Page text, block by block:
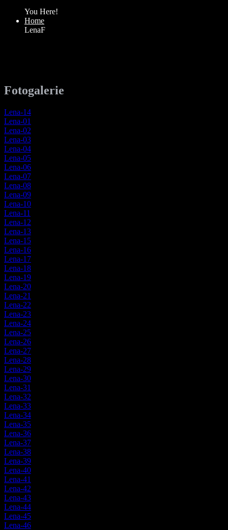
You Here!
Home
LenaF
Fotogalerie
Lena-14
Lena-01
Lena-02
Lena-03
Lena-04
Lena-05
Lena-06
Lena-07
Lena-08
Lena-09
Lena-10
Lena-11
Lena-12
Lena-13
Lena-15
Lena-16
Lena-17
Lena-18
Lena-19
Lena-20
Lena-21
Lena-22
Lena-23
Lena-24
Lena-25
Lena-26
Lena-27
Lena-28
Lena-29
Lena-30
Lena-31
Lena-32
Lena-33
Lena-34
Lena-35
Lena-36
Lena-37
Lena-38
Lena-39
Lena-40
Lena-41
Lena-42
Lena-43
Lena-44
Lena-45
Lena-46